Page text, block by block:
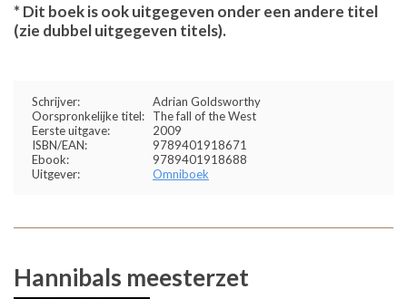
* Dit boek is ook uitgegeven onder een andere titel
(zie dubbel uitgegeven titels).
Schrijver:
Adrian Goldsworthy
Oorspronkelijke titel:
The fall of the West
Eerste uitgave:
2009
ISBN/EAN:
9789401918671
Ebook:
9789401918688
Uitgever:
Omniboek
Hannibals meesterzet